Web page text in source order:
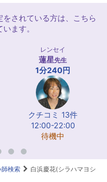
されている方は、こちら
ます。
レンセイ
蓮星先生
1分240円
クチコミ 13件
12:00-22:00
待機中
師検索
白浜慶花(シラハマヨシ